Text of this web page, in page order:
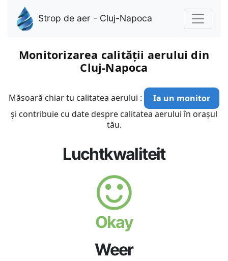
Strop de aer - Cluj-Napoca
Monitorizarea calității aerului din
Cluj-Napoca
Măsoară chiar tu calitatea aerului :
Ia un monitor
și contribuie cu date despre calitatea aerului în orașul
tău.
Luchtkwaliteit
Okay
Weer